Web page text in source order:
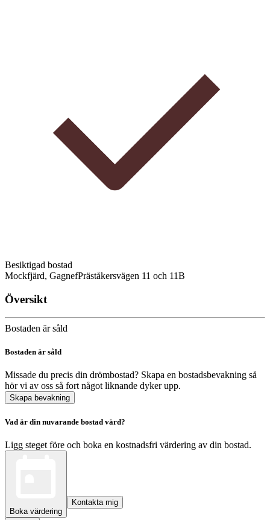
Besiktigad bostad
Mockfjärd, GagnefPräståkersvägen 11 och 11B
Översikt
Bostaden är såld
Bostaden är såld
Missade du precis din drömbostad? Skapa en bostadsbevakning så
hör vi av oss så fort något liknande dyker upp.
Skapa bevakning
Vad är din nuvarande bostad värd?
Ligg steget före och boka en kostnadsfri värdering av din bostad.
Boka värdering
Kontakta mig